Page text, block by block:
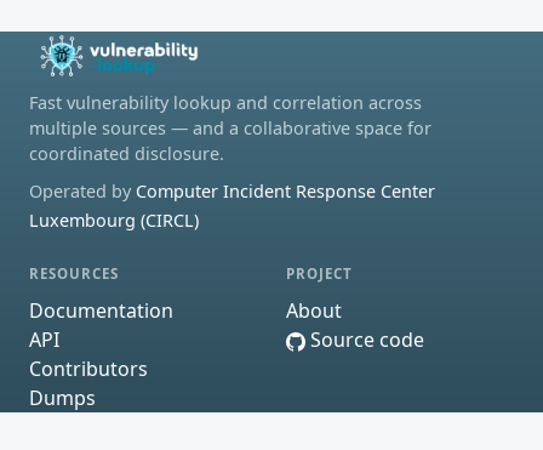
Fast vulnerability lookup and correlation across
multiple sources — and a collaborative space for
coordinated disclosure.
Operated by Computer Incident Response Center
Luxembourg (CIRCL)
RESOURCES
Documentation
API
Contributors
Dumps
PROJECT
About
Source code